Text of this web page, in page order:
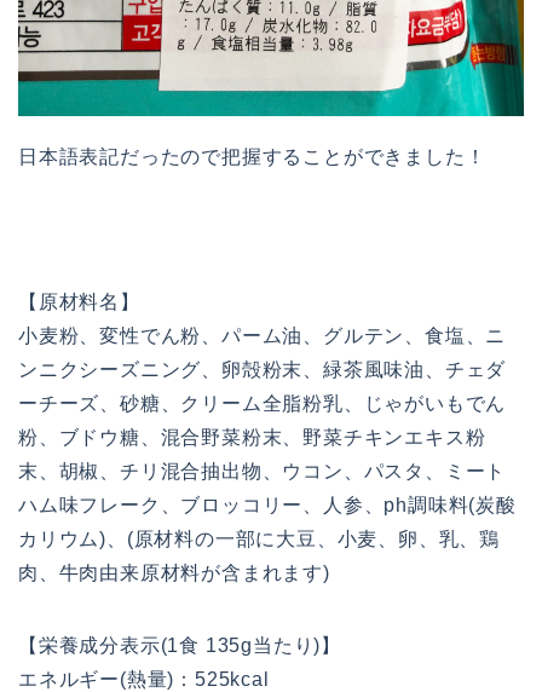
日本語表記だったので把握することができました！
【原材料名】
小麦粉、変性でん粉、パーム油、グルテン、食塩、ニ
ンニクシーズニング、卵殻粉末、緑茶風味油、チェダ
ーチーズ、砂糖、クリーム全脂粉乳、じゃがいもでん
粉、ブドウ糖、混合野菜粉末、野菜チキンエキス粉
末、胡椒、チリ混合抽出物、ウコン、パスタ、ミート
ハム味フレーク、ブロッコリー、人参、ph調味料(炭酸
カリウム)、(原材料の一部に大豆、小麦、卵、乳、鶏
肉、牛肉由来原材料が含まれます)
【栄養成分表示(1食 135g当たり)】
エネルギー(熱量)：525kcal